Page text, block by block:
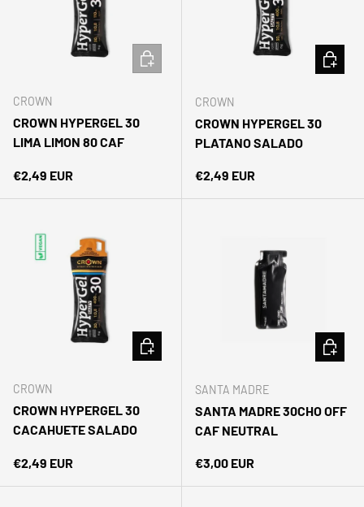
CROWN
CROWN HYPERGEL 30
LIMA LIMON 80 CAF
Precio normal
€2,49 EUR
AÑADIR AL CARRITO
CROWN
CROWN HYPERGEL 30
PLATANO SALADO
Precio normal
€2,49 EUR
CROWN
CROWN HYPERGEL 30
CACAHUETE SALADO
Precio normal
€2,49 EUR
AÑADIR AL CARRITO
SANTA MADRE
SANTA MADRE 30CHO OFF
CAF NEUTRAL
Precio normal
€3,00 EUR